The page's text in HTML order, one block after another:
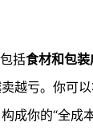
括食材和包装
越亏。你可
成你的“全成